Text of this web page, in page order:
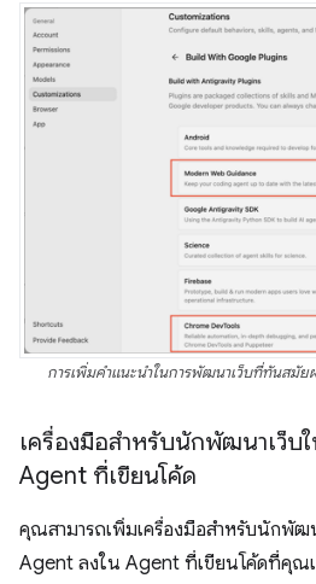
การเพิ่มคำแนะนำในการพัฒนาเว็บที่ทันสมัย
เครื่องมือสำหรับนักพัฒนาเว็บ
Agent ที่เขียนโค้ด
คุณสามารถเพิ่มเครื่องมือสำหรับนักพัฒ
Agent ลงใน Agent ที่เขียนโค้ดที่คุณ